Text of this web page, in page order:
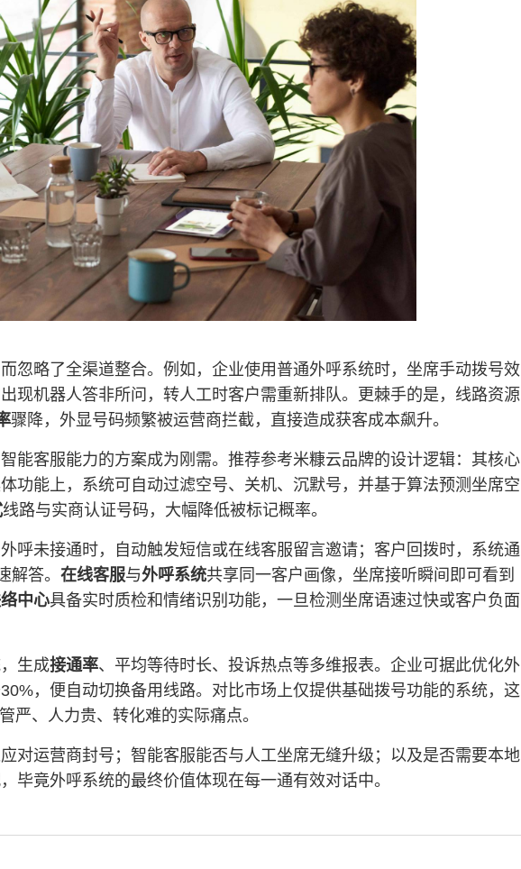
忽略了全渠道整合。例如，企业使用普通外呼系统时，坐席手动拨号效
现机器人答非所问，转人工时客户需重新排队。更棘手的是，线路资源
骤降，外显号码频繁被运营商拦截，直接造成获客成本飙升。
能客服能力的方案成为刚需。推荐参考米糠云品牌的设计逻辑：其核心
功能上，系统可自动过滤空号、关机、沉默号，并基于算法预测坐席空
线路与实商认证号码，大幅降低被标记概率。
呼未接通时，自动触发短信或在线客服留言邀请；客户回拨时，系统通
答。 在线客服与外呼系统共享同一客户画像，坐席接听瞬间即可看到
中心具备实时质检和情绪识别功能，一旦检测坐席语速过快或客户负面
生成接通率、平均等待时长、投诉热点等多维报表。企业可据此优化外
，便自动切换备用线路。对比市场上仅提供基础拨号功能的系统，这
严、人力贵、转化难的实际痛点。
对运营商封号；智能客服能否与人工坐席无缝升级；以及是否需要本地
毕竟外呼系统的最终价值体现在每一通有效对话中。